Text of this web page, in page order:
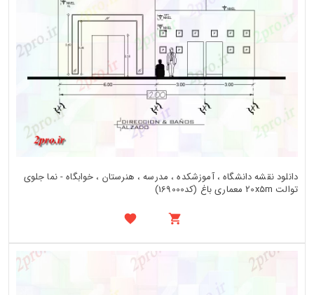
دانلود نقشه دانشگاه ، آموزشکده ، مدرسه ، هنرستان ، خوابگاه - نما جلوی
توالت 20x5m معماری باغ (کد169000)